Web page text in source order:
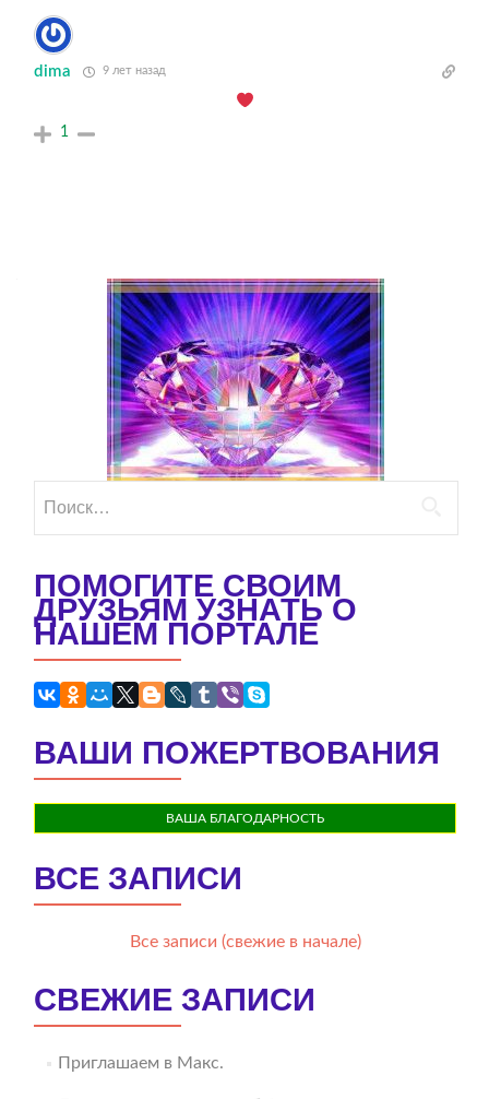
dima 9 лет назад
1
ПОМОГИТЕ СВОИМ
ДРУЗЬЯМ УЗНАТЬ О
НАШЕМ ПОРТАЛЕ
ВАШИ ПОЖЕРТВОВАНИЯ
ВАША БЛАГОДАРНОСТЬ
ВСЕ ЗАПИСИ
Все записи (свежие в начале)
СВЕЖИЕ ЗАПИСИ
Приглашаем в Макс.